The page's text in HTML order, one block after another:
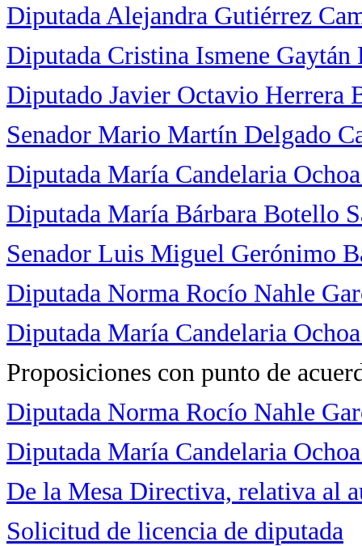
Diputada Alejandra Gutiérrez
Diputada Cristina Ismene Gaytán
Diputado Javier Octavio Herrera
Senador Mario Martín Delgado
Diputada María Candelaria
Diputada María Bárbara Botello
Senador Luis Miguel Gerónimo
Diputada Norma Rocío Nahle
Diputada María Candelaria
Proposiciones con punto de
Diputada Norma Rocío Nahle
Diputada María Candelaria
De la Mesa Directiva, relativa al
Solicitud de licencia de diputada